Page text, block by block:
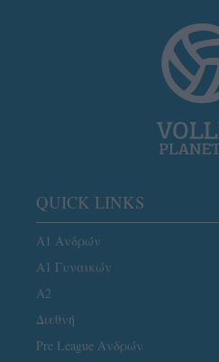
QUICK LINKS
Α1 Ανδρών
Α1 Γυναικών
A2
Διεθνή
Pre League Ανδρών